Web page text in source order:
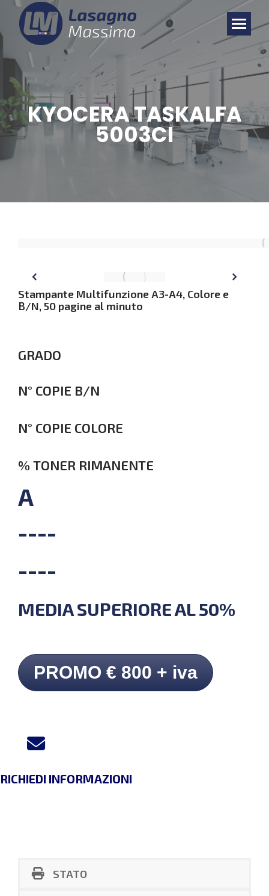
KYOCERA TASKALFA
5003CI
Stampante Multifunzione A3-A4, Colore e
B/N, 50 pagine al minuto
GRADO
N° COPIE B/N
N° COPIE COLORE
% TONER RIMANENTE
A
----
----
MEDIA SUPERIORE AL 50%
PROMO € 800 + iva
RICHIEDI INFORMAZIONI
STATO